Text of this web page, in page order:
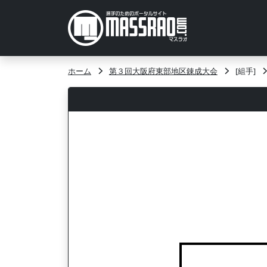
ホーム 第３回大阪府東部地区錬成大会 [組手]